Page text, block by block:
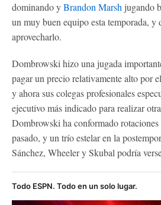
dominando yBrandon Marsh jugando
un muy buen equipo esta temporada, y
aprovecharlo.
Dombrowski hizo una jugada
pagar un precio relativamente alto por
y ahora sus colegas profesionales
ejecutivo más indicado para realizar
Dombrowski ha conformado rotaciones
pasado, y un trío estelar en la
Sánchez, Wheeler y Skubal podría
Todo ESPN. Todo en un solo lugar.